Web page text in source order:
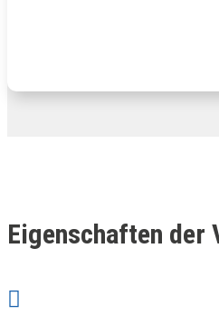
Eigenschaften der
